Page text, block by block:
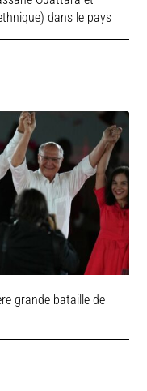
dans le pays
grande bataille de